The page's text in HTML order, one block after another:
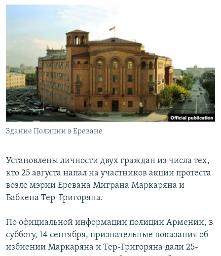
НАГОРНЫЙ КАРАБАХ
Հայերեն
English
Русский
Здание Полиции в Ереване
Установлены личности двух граждан из числа тех,
кто 25 августа напал на участников акции протеста
возле мэрии Еревана Миграна Маркаряна и
Бабкена Тер-Григоряна.
По официальной информации полиции Армении, в
субботу, 14 сентября, признательные показания об
избиении Маркаряна и Тер-Григоряна дали 25-